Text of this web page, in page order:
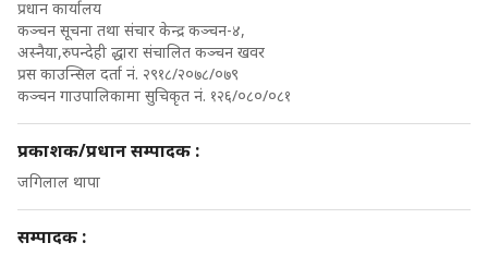
प्रधान कार्यालय
कञ्चन सूचना तथा संचार केन्द्र कञ्चन-४,
अस्नैया,रुपन्देही द्धारा संचालित कञ्चन खवर
प्रस काउन्सिल दर्ता नं. २९१८/२०७८/०७९
कञ्चन गाउपालिकामा सुचिकृत नं. १२६/०८०/०८१
प्रकाशक/प्रधान सम्पादक :
जगिलाल थापा
सम्पादक :